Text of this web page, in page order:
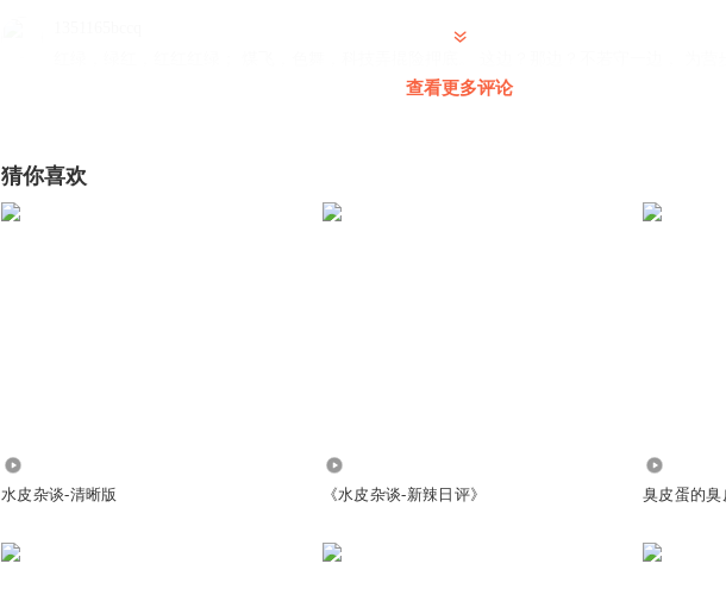
生三胎的就是那些生了二胎的。二胎都没生的怎么会去生三胎
查看更多评论
猜你喜欢
水皮杂谈-清晰版 《水皮杂谈-新辣日评》 臭皮蛋的臭